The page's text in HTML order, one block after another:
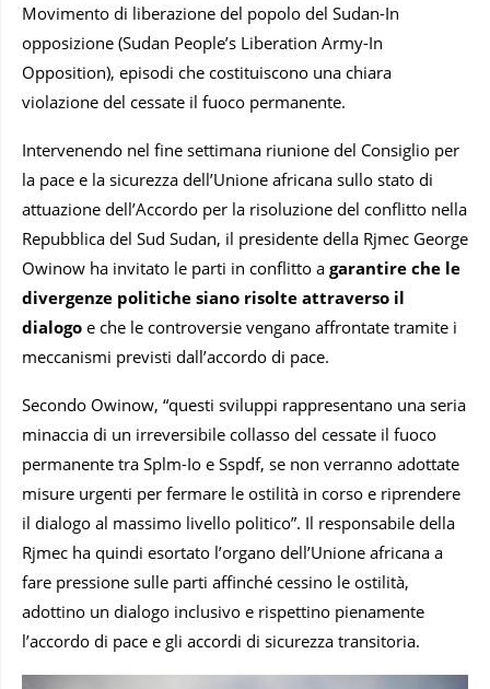
Movimento di liberazione del popolo del Sudan-In
opposizione (Sudan People’s Liberation Army-In
Opposition), episodi che costituiscono una chiara
violazione del cessate il fuoco permanente.
Intervenendo nel fine settimana riunione del Consiglio per
la pace e la sicurezza dell’Unione africana sullo stato di
attuazione dell’Accordo per la risoluzione del conflitto nella
Repubblica del Sud Sudan, il presidente della Rjmec George
Owinow ha invitato le parti in conflitto a garantire che le
divergenze politiche siano risolte attraverso il
dialogo e che le controversie vengano affrontate tramite i
meccanismi previsti dall’accordo di pace.
Secondo Owinow, “questi sviluppi rappresentano una seria
minaccia di un irreversibile collasso del cessate il fuoco
permanente tra Splm-Io e Sspdf, se non verranno adottate
misure urgenti per fermare le ostilità in corso e riprendere
il dialogo al massimo livello politico”. Il responsabile della
Rjmec ha quindi esortato l’organo dell’Unione africana a
fare pressione sulle parti affinché cessino le ostilità,
adottino un dialogo inclusivo e rispettino pienamente
l’accordo di pace e gli accordi di sicurezza transitoria.